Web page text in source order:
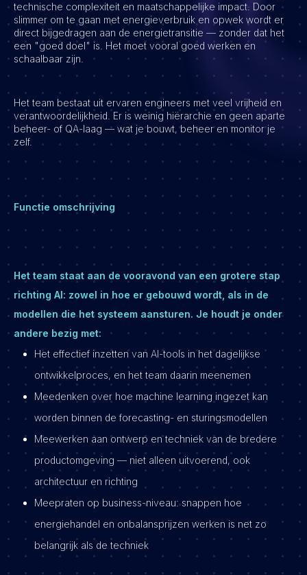
technische complexiteit en maatschappelijke impact. Door
slimmer om te gaan met energieverbruik en opwek wordt er
direct bijgedragen aan de energietransitie — zonder dat het
een "goed doel" is. Het moet vooral goed werken en
schaalbaar zijn.
Het team bestaat uit ervaren engineers met veel vrijheid en
verantwoordelijkheid. Er is weinig hiërarchie en geen aparte
beheer- of QA-laag — wat je bouwt, beheer en monitor je
zelf.
Functie omschrijving
Het team staat aan de vooravond van een grotere stap
richting AI: zowel in hoe er gebouwd wordt, als in de
modellen die het systeem aansturen. Je houdt je onder
andere bezig met:
Het effectief inzetten van AI-tools in het dagelijkse
ontwikkelproces, en het team daarin meenemen
Meedenken over hoe machine learning ingezet kan
worden binnen de forecasting- en sturingsmodellen
Meewerken aan ontwerp en techniek van de bredere
productomgeving — niet alleen uitvoerend, ook
architectuur en richting
Meepraten op business-niveau: snappen hoe
energiehandel en onbalansprijzen werken is net zo
belangrijk als de techniek